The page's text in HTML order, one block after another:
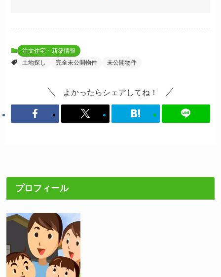
注文住宅・新築情報
土地探し
完全未公開物件 未公開物件
よかったらシェアしてね！
プロフィール